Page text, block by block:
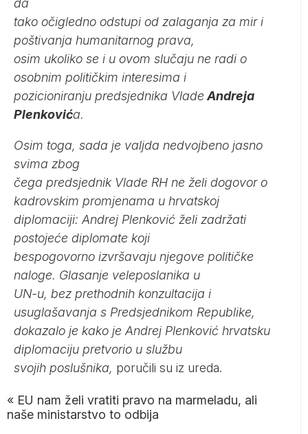
da
tako očigledno odstupi od zalaganja za mir i
poštivanja humanitarnog prava,
osim ukoliko se i u ovom slučaju ne radi o
osobnim političkim interesima i
pozicioniranju predsjednika Vlade Andreja
Plenkovića.
Osim toga, sada je valjda nedvojbeno jasno
svima zbog
čega predsjednik Vlade RH ne želi dogovor o
kadrovskim promjenama u hrvatskoj
diplomaciji: Andrej Plenković želi zadržati
postojeće diplomate koji
bespogovorno izvršavaju njegove političke
naloge. Glasanje veleposlanika u
UN-u, bez prethodnih konzultacija i
usuglašavanja s Predsjednikom Republike,
dokazalo je kako je Andrej Plenković hrvatsku
diplomaciju pretvorio u službu
svojih poslušnika, poručili su iz ureda.
« EU nam želi vratiti pravo na marmeladu, ali
naše ministarstvo to odbija